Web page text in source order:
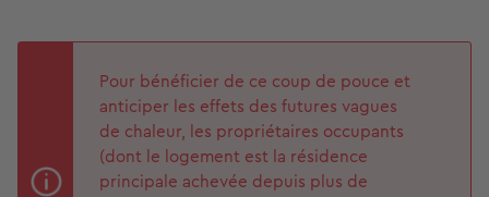
Pour bénéficier de ce coup de pouce et
anticiper les effets des futures vagues
de chaleur, les propriétaires occupants
(dont le logement est la résidence
principale achevée depuis plus de